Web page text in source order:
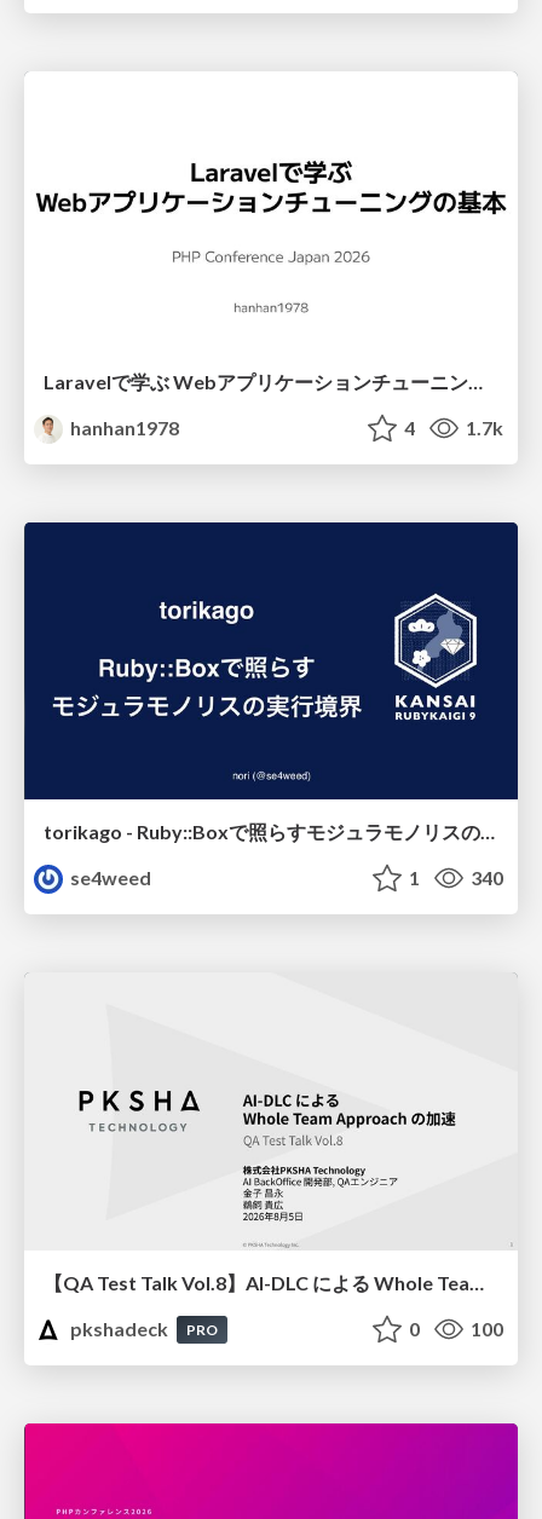
Laravelで学ぶ Webアプリケーションチューニング入門/web_application_tuning_101
hanhan1978
4 1.7k
torikago - Ruby::Boxで照らすモジュラモノリスの実行境界
se4weed
1 340
pkshadeck
PRO 0 100